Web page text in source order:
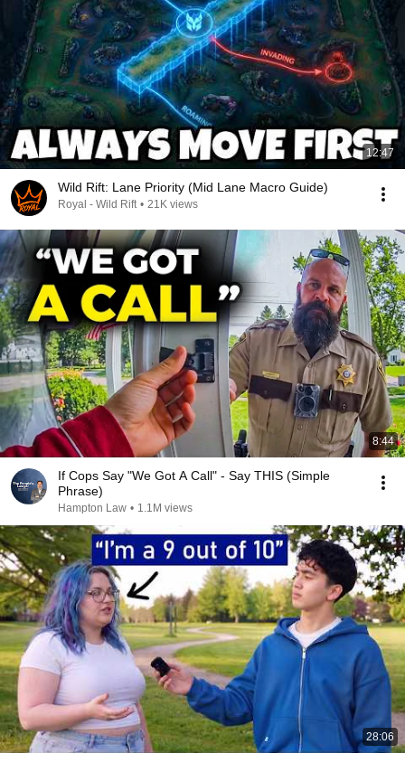
12:47
Wild Rift: Lane Priority (Mid Lane Macro Guide)
Royal - Wild Rift • 21K views
8:44
If Cops Say "We Got A Call" - Say THIS (Simple
Phrase)
Hampton Law • 1.1M views
28:06